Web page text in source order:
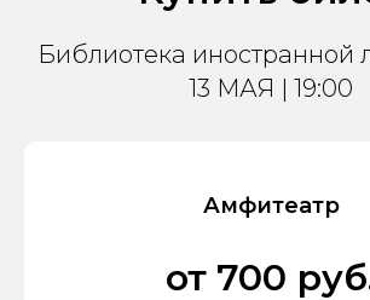
Библиотека иностранной
13 МАЯ | 19:00
Амфитеатр
от 700